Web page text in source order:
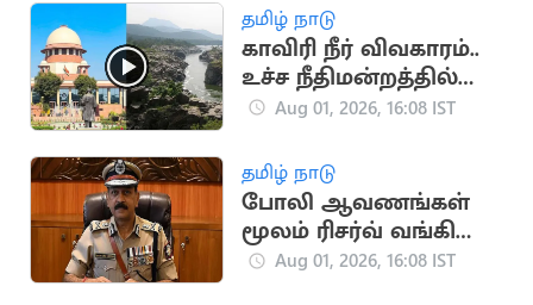
தமிழ் நாடு
காவிரி நீர் விவகாரம்..
உச்ச நீதிமன்றத்தில்
திமுக அவசர மனு
Aug 01, 2026, 16:08 IST
தமிழ் நாடு
போலி ஆவணங்கள்
மூலம் ரிசர்வ் வங்கி
மோசடி: முக்கிய
Aug 01, 2026, 16:08 IST